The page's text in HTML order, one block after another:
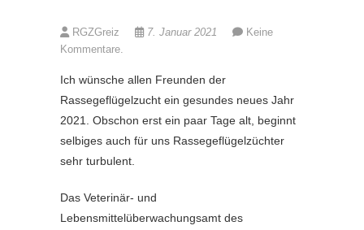
RGZGreiz 7. Januar 2021
Keine
Kommentare.
Ich wünsche allen Freunden der
Rassegeflügelzucht ein gesundes neues Jahr
2021. Obschon erst ein paar Tage alt, beginnt
selbiges auch für uns Rassegeflügelzüchter
sehr turbulent.
Das Veterinär- und
Lebensmittelüberwachungsamt des